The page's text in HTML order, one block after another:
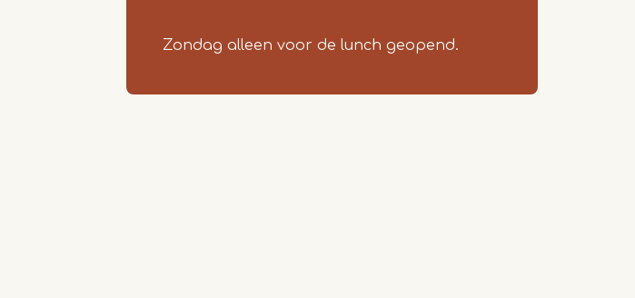
Zondag alleen voor de lunch geopend.